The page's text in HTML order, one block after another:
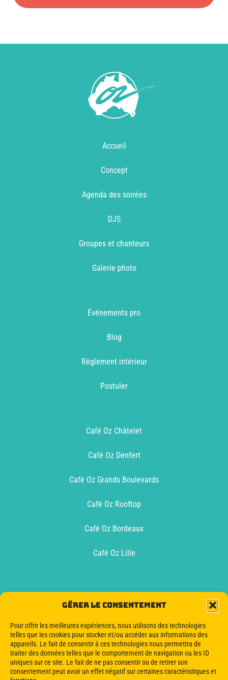
Gérer le consentement
Pour offrir les meilleures expériences, nous utilisons des technologies
telles que les cookies pour stocker et/ou accéder aux informations des
appareils. Le fait de consentir à ces technologies nous permettra de
traiter des données telles que le comportement de navigation ou les ID
uniques sur ce site. Le fait de ne pas consentir ou de retirer son
consentement peut avoir un effet négatif sur certaines caractéristiques et
Accueil
Concept
Agenda des soirées
DJS
Groupes et chanteurs
Galerie photo
Événements pro
Blog
Règlement intérieur
Postuler
Café Oz Châtelet
Café Oz Denfert
Café Oz Grands Boulevards
Café Oz Rooftop
Café Oz Bordeaux
Café Oz Lille
Café Oz Toulouse
Oz Boat Bordeaux